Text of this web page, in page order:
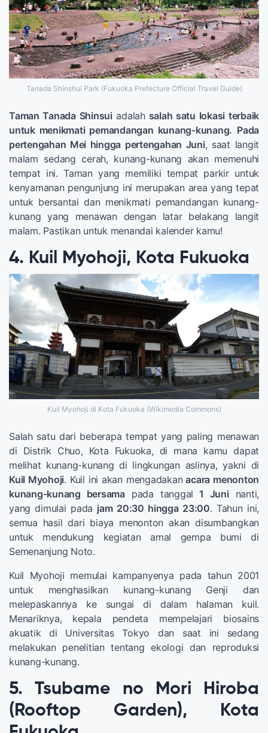
Tanada Shinshui Park (Fukuoka Prefecture Official Travel Guide)
Taman Tanada Shinsui adalahsalah satu lokasi terbaik
untuk menikmati pemandangan kunang-kunang. Pada
pertengahan Mei hingga pertengahan Juni, saat langit
malam sedang cerah, kunang-kunang akan memenuhi
tempat ini. Taman yang memiliki tempat parkir untuk
kenyamanan pengunjung ini merupakan area yang tepat
untuk bersantai dan menikmati pemandangan kunang-
kunang yang menawan dengan latar belakang langit
malam. Pastikan untuk menandai kalender kamu!
4. Kuil Myohoji, Kota Fukuoka
Kuil Myohoji di Kota Fukuoka (Wikimedia Commons)
Salah satu dari beberapa tempat yang paling menawan
di Distrik Chuo, Kota Fukuoka, di mana kamu dapat
melihat kunang-kunang di lingkungan aslinya, yakni di
Kuil Myohoji. Kuil ini akan mengadakanacara menonton
kunang-kunang bersamapada tanggal 1 Juni nanti,
yang dimulai pada jam 20:30 hingga 23:00. Tahun ini,
semua hasil dari biaya menonton akan disumbangkan
untuk mendukung kegiatan amal gempa bumi di
Semenanjung Noto.
Kuil Myohoji memulai kampanyenya pada tahun 2001
untuk menghasilkan kunang-kunang Genji dan
melepaskannya ke sungai di dalam halaman kuil.
Menariknya, kepala pendeta mempelajari biosains
akuatik di Universitas Tokyo dan saat ini sedang
melakukan penelitian tentang ekologi dan reproduksi
kunang-kunang.
5. Tsubame no Mori Hiroba
(Rooftop Garden), Kota